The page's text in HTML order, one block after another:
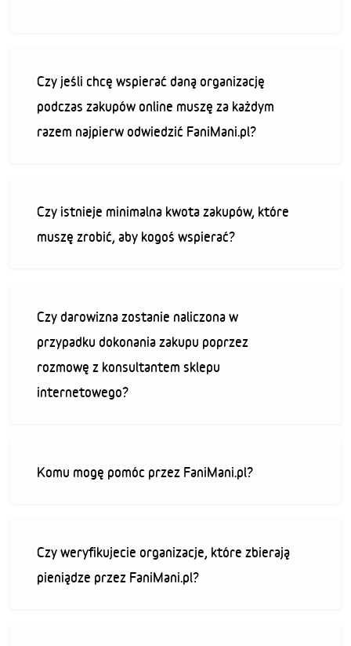
Czy jeśli chcę wspierać daną organizację
podczas zakupów online muszę za każdym
razem najpierw odwiedzić FaniMani.pl?
Czy istnieje minimalna kwota zakupów, które
muszę zrobić, aby kogoś wspierać?
Czy darowizna zostanie naliczona w
przypadku dokonania zakupu poprzez
rozmowę z konsultantem sklepu
internetowego?
Komu mogę pomóc przez FaniMani.pl?
Czy weryfikujecie organizacje, które zbierają
pieniądze przez FaniMani.pl?